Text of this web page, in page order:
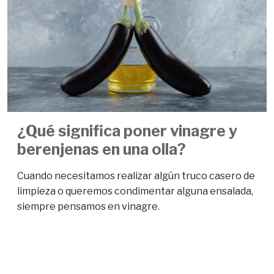
¿Qué significa poner vinagre y
berenjenas en una olla?
Cuando necesitamos realizar algún truco casero de
limpieza o queremos condimentar alguna ensalada,
siempre pensamos en vinagre.